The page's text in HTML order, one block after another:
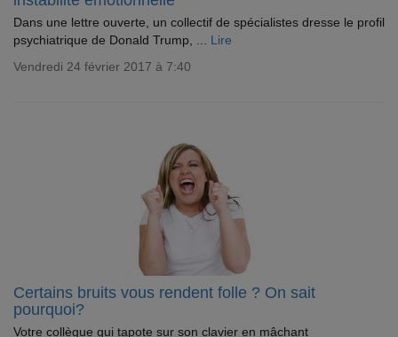
Dans une lettre ouverte, un collectif de spécialistes dresse le profil
psychiatrique de Donald Trump, ... Lire
Vendredi 24 février 2017 à 7:40
Certains bruits vous rendent folle ? On sait
pourquoi?
Votre collègue qui tapote sur son clavier en mâchant